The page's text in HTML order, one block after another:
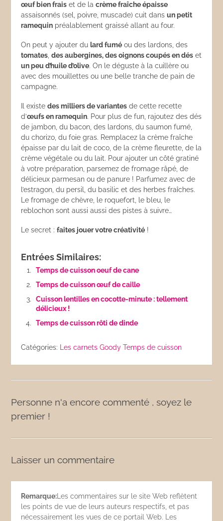
œuf bien frais et de lacrème fraîche épaisse
assaisonnés (sel, poivre, muscade) cuit dansun petit
ramequin préalablement graissé allant au four.
On peut y ajouter du lard fumé ou des lardons, des
tomates ,des aubergines, des oignons coupés en dés et
un peu d’huile d’olive. On le déguste à la cuillère ou
avec des mouillettes ou une belle tranche de pain de
campagne.
Il existedes milliers de variantes de cette recette
d’œufs en ramequin. Pour plus de fun, rajoutez des dés
de jambon, du bacon, des lardons, du saumon fumé,
du chorizo, du foie gras. Remplacez la crème fraîche
épaisse par du lait de coco, de la crème fleurette, de la
crème végétale ou du lait. Pour ajouter un côté gratiné
à votre préparation, parsemez de fromage râpé, de
délicieux parmesan ou de panure ! Parfumez avec de
l’estragon, du persil, du basilic et des herbes fraîches.
Le fromage de chèvre, le roquefort, le bleu, le
reblochon sont aussi aussi des pistes à suivre…
Le secret :faites jouer votre créativité !
Entrées Similaires:
Temps de cuisson oeuf de cane
Temps de cuisson œuf de caille
Cuisson lentilles en cocotte-minute : tellement
délicieux !
Temps de cuisson rôti de dinde
Catégories: Les carnets Goody Temps de cuisson
Personne n'a encore commenté , soyez le
premier !
Laisser un commentaire
Remarque: Les commentaires sur le site Web reflètent
les points de vue de leurs auteurs respectifs, et pas
nécessairement les vues de ce portail Web. Les